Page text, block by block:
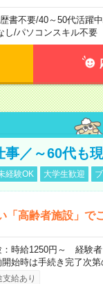
書不要/40～50代活躍中
し/パソコンスキル不要
事／～60代も
経験OK 大学生歓迎
「高齢者施設」で
：時給1250円～ 経験
始時は手続き完了次第
給あり